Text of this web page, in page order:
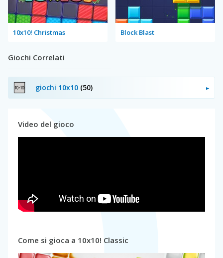
10x10! Christmas Block Blast
Giochi Correlati
giochi 10x10 (50)
Video del gioco
Come si gioca a 10x10! Classic